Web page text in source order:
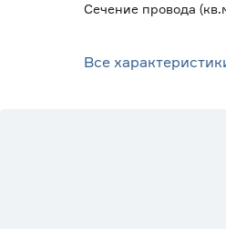
Сечение провода
Все